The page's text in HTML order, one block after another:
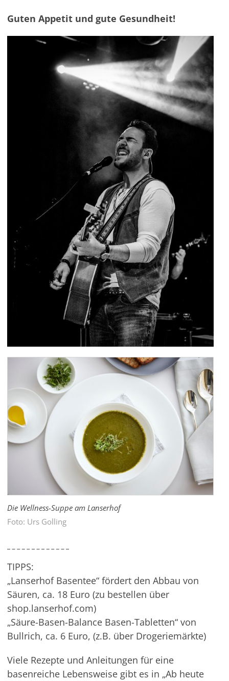
Guten Appetit und gute Gesundheit!
Die Wellness-Suppe am Lanserhof
Foto: Urs Golling
TIPPS:
„Lanserhof Basentee“ fördert den Abbau von
Säuren, ca. 18 Euro (zu bestellen über
shop.lanserhof.com)
„Säure-Basen-Balance Basen-Tabletten“ von
Bullrich, ca. 6 Euro, (z.B. über Drogeriemärkte)
Viele Rezepte und Anleitungen für eine
basenreiche Lebensweise gibt es in „Ab heute